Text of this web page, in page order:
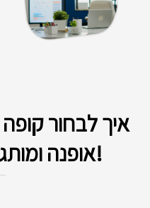
איך לבחור
אופנה ומותגים בצורה נכונה!